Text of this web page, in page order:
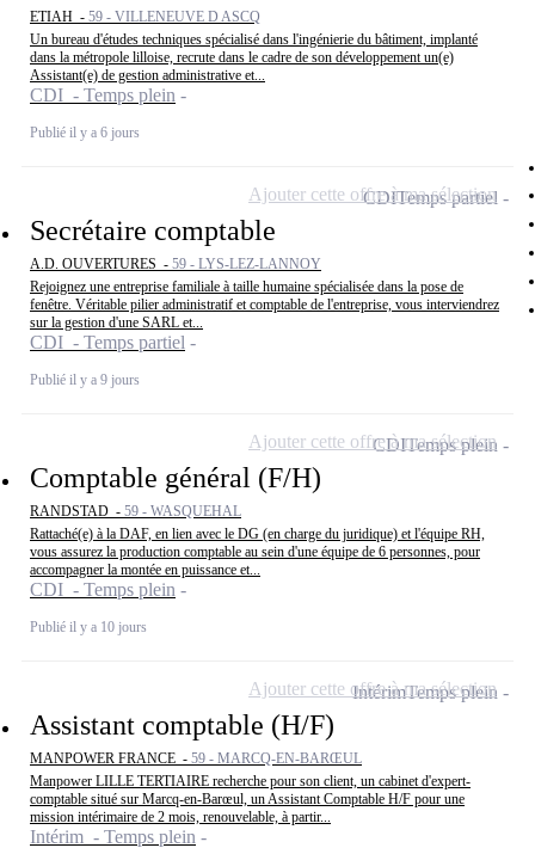
ETIAH - 59 - VILLENEUVE D ASCQ
Un bureau d'études techniques spécialisé dans l'ingénierie du bâtiment, implanté
dans la métropole lilloise, recrute dans le cadre de son développement un(e)
Assistant(e) de gestion administrative et...
CDI - Temps plein
Publié il y a 6 jours
Secrétaire comptable
A.D. OUVERTURES - 59 - LYS-LEZ-LANNOY
Rejoignez une entreprise familiale à taille humaine spécialisée dans la pose de
fenêtre. Véritable pilier administratif et comptable de l'entreprise, vous interviendrez
sur la gestion d'une SARL et...
CDI - Temps partiel
Publié il y a 9 jours
CDITemps partiel
Ajouter cette offre à ma sélection
Comptable général (F/H)
RANDSTAD - 59 - WASQUEHAL
Rattaché(e) à la DAF, en lien avec le DG (en charge du juridique) et l'équipe RH,
vous assurez la production comptable au sein d'une équipe de 6 personnes, pour
accompagner la montée en puissance et...
CDI - Temps plein
Publié il y a 10 jours
CDITemps plein
Ajouter cette offre à ma sélection
Assistant comptable (H/F)
MANPOWER FRANCE - 59 - MARCQ-EN-BARŒUL
Manpower LILLE TERTIAIRE recherche pour son client, un cabinet d'expert-
comptable situé sur Marcq-en-Barœul, un Assistant Comptable H/F pour une
mission intérimaire de 2 mois, renouvelable, à partir...
Intérim - Temps plein
IntérimTemps plein
Ajouter cette offre à ma sélection